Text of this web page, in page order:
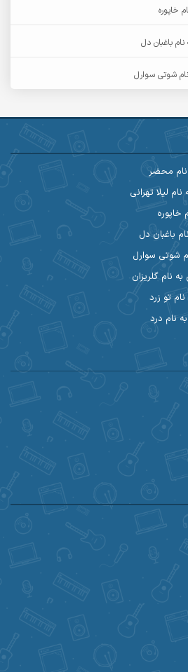
آوات یگانه
ابوالحسن جاویدان
احسان اصغری
احسان دریادل
احسان علیانی
احسان کمری
احمد اسلامی
احمد نوریان
ارسی بند
خاپوره
باغبان دل
شوتی سوارل
نام محضر
لیلا تهرانی
خاپوره
باغبان دل
شوتی سوارل
نام گلریزان
تو زرد
نام درد